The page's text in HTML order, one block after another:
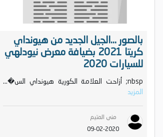
بالصور ...الجيل الجديد من هيونداي
كريتا 2021 بضيافة معرض نيودلهي
للسيارات 2020
nbsp; أزاحت العلامة الكورية هيونداي الس�...
المزيد
منى المتيم
09-02-2020